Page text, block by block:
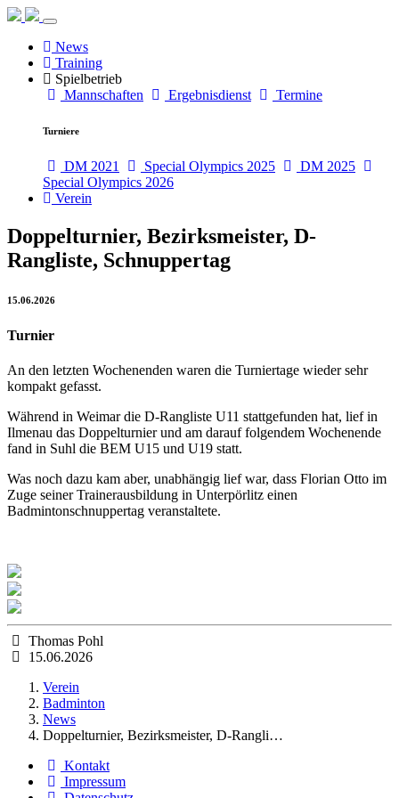
Toggle
navigation
News
Training
Spielbetrieb
Mannschaften
Ergebnisdienst Termine
Turniere
DM 2021 Special Olympics 2025
DM 2025
Special Olympics 2026
Verein
Doppelturnier, Bezirksmeister, D-
Rangliste, Schnuppertag
15.06.2026
Turnier
An den letzten Wochenenden waren die Turniertage wieder sehr
kompakt gefasst.
Während in Weimar die D-Rangliste U11 stattgefunden hat, lief in
Ilmenau das Doppelturnier und am darauf folgendem Wochenende
fand in Suhl die BEM U15 und U19 statt.
Was noch dazu kam aber, unabhängig lief war, dass Florian Otto im
Zuge seiner Trainerausbildung in Unterpörlitz einen
Badmintonschnuppertag veranstaltete.
Thomas Pohl
15.06.2026
Verein
Badminton
News
Doppelturnier, Bezirksmeister, D-Rangli…
Kontakt
Impressum